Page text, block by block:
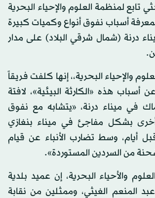
تابع لمنظمة العلوم والإحياء البحرية
لمعرفة أسباب نفوق أنواع وكميات كبيرة
درنة (شمال شرقي البلاد) على مدار
والإحياء البحرية،، إنها كلفت فريقاً
هذه «الكارثة البيئية»، لافتة
في ميناء درنة، «يتشابه مع نفوق
بشكل مفاجئ في ميناء بنغازي
أيام، وسط تضارب الأنباء عن قيام
من السردين المستوردة».
والأحياء البحرية، إن عميد بلدية
المنعم الغيثي، وممثلين من نقابة